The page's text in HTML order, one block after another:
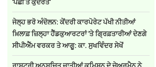
ਜੇਲ੍ਹ ਭਰੋ ਅੰਦੋਲਨ: ਕੇਂਦਰੀ ਕਾਰਪੋਰੇਟ ਪੱਖੀ ਨੀਤੀਆਂ
ਖ਼ਿਲਾਫ਼ ਜ਼ਿਲ੍ਹਾ ਹੈੱਡਕੁਆਰਟਰਾਂ 'ਤੇ ਗ੍ਰਿਫ਼ਤਾਰੀਆਂ ਦੇਣਗੇ
ਸੀਪੀਐੱਮ ਵਰਕਰ ਤੇ ਆਗੂ: ਕਾ. ਸੁਖਵਿੰਦਰ ਸੇਖੋਂ